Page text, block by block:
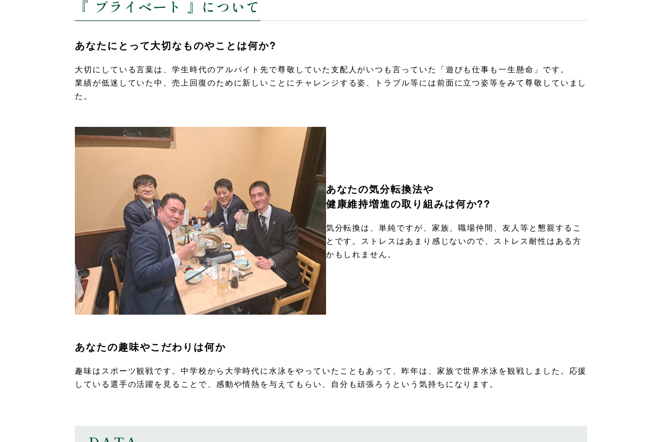
『 プライベート 』について
あなたにとって大切なものやことは何か?
大切にしている言葉は、学生時代のアルバイト先で尊敬していた支配人がいつも言っていた「遊びも仕事も一生懸命」です。
業績が低迷していた中、売上回復のために新しいことにチャレンジする姿、トラブル等には前面に立つ姿等をみて尊敬していまし
た。
あなたの気分転換法や
健康維持増進の取り組みは何か??
気分転換は、単純ですが、家族、職場仲間、友人等と懇親するこ
とです。ストレスはあまり感じないので、ストレス耐性はある方
かもしれません。
あなたの趣味やこだわりは何か
趣味はスポーツ観戦です。中学校から大学時代に水泳をやっていたこともあって、昨年は、家族で世界水泳を観戦しました。応援
している選手の活躍を見ることで、感動や情熱を与えてもらい、自分も頑張ろうという気持ちになります。